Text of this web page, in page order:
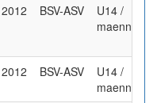
2012 BSV-ASV
U14 /
maennlich
2012 BSV-ASV
U14 /
maennlich